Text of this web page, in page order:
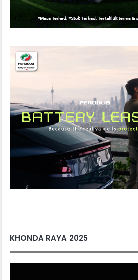
KHONDA RAYA 2025